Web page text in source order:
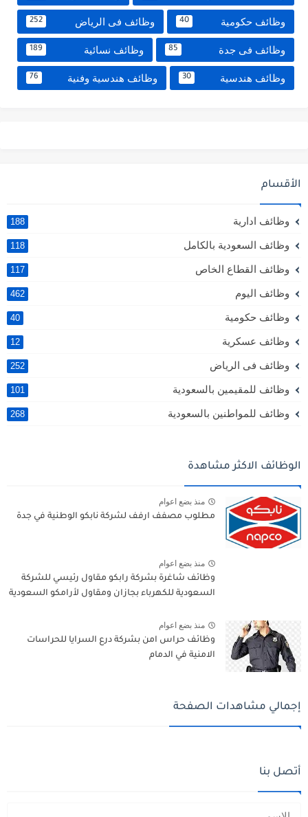
وظائف حكومية 40 وظائف فى الرياض 252
وظائف فى جدة 85 وظائف نسائية 189
وظائف هندسية 30 وظائف هندسية وفنية 76
الأقسام
وظائف ادارية 188
وظائف السعودية بالكامل 118
وظائف القطاع الخاص 117
وظائف اليوم 462
وظائف حكومية 40
وظائف عسكرية 12
وظائف فى الرياض 252
وظائف للمقيمين بالسعودية 101
وظائف للمواطنين بالسعودية 268
الوظائف الاكثر مشاهدة
منذ بضع اعوام
مطلوب مصفف ارفف لشركة نابكو الوطنية في جدة
منذ بضع اعوام
وظائف شاغرة بشركة رابكو مقاول رئيسي للشركة
السعودية للكهرباء بجازان ومقاول لأرامكو السعودية
منذ بضع اعوام
وظائف حراس امن بشركة درع السرايا للحراسات
الامنية في الدمام
إجمالي مشاهدات الصفحة
أتصل بنا